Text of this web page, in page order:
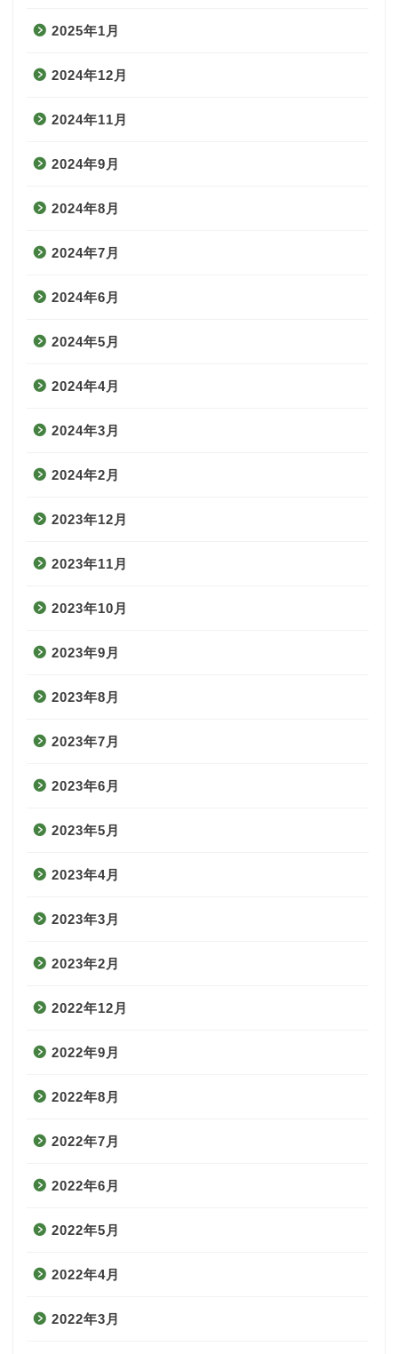
2025年1月
2024年12月
2024年11月
2024年9月
2024年8月
2024年7月
2024年6月
2024年5月
2024年4月
2024年3月
2024年2月
2023年12月
2023年11月
2023年10月
2023年9月
2023年8月
2023年7月
2023年6月
2023年5月
2023年4月
2023年3月
2023年2月
2022年12月
2022年9月
2022年8月
2022年7月
2022年6月
2022年5月
2022年4月
2022年3月